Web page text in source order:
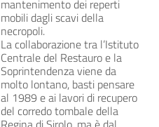
mantenimento dei reperti
mobili dagli scavi della
necropoli.
La collaborazione tra l’Istituto
Centrale del Restauro e la
Soprintendenza viene da
molto lontano, basti pensare
al 1989 e ai lavori di recupero
del corredo tombale della